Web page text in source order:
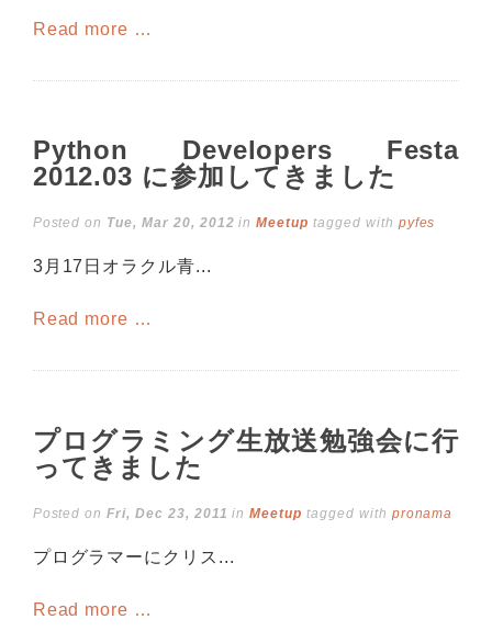
Read more …
Python Developers Festa
2012.03 に参加してきました
Posted on Tue, Mar 20, 2012 inMeetup tagged with pyfes
3月17日オラクル青...
Read more …
プログラミング生放送勉強会に行
ってきました
Posted onFri, Dec 23, 2011 inMeetup tagged with pronama
プログラマーにクリス...
Read more …